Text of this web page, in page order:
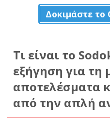
Δοκιμάστε το
Τι είναι το
εξήγηση για τη
αποτελέσματα
από την απλή